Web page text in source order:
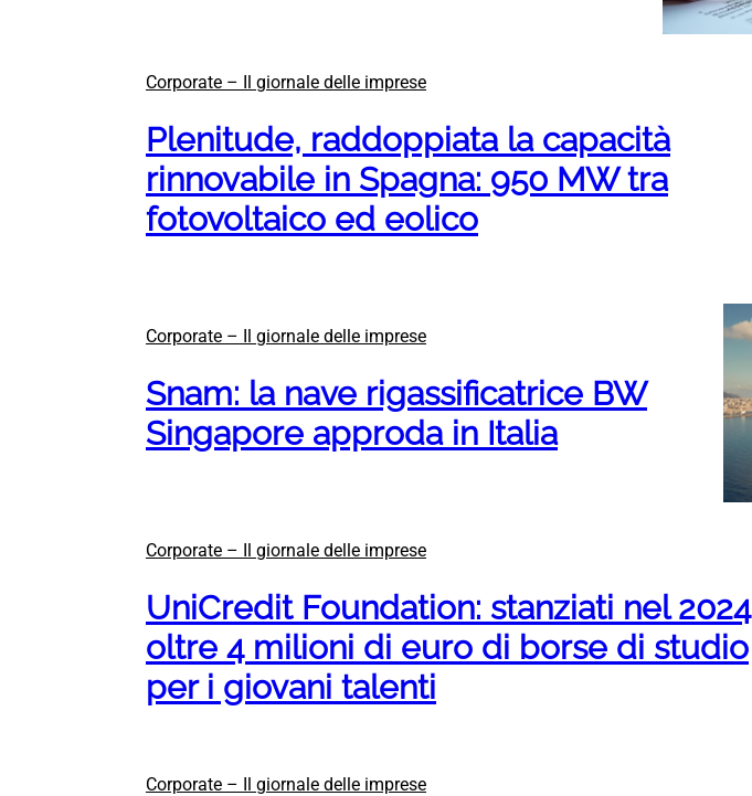
Corporate – Il giornale delle imprese
Plenitude, raddoppiata la capacità
rinnovabile in Spagna: 950 MW tra
fotovoltaico ed eolico
Corporate – Il giornale delle imprese
Snam: la nave rigassificatrice BW
Singapore approda in Italia
Corporate – Il giornale delle imprese
UniCredit Foundation: stanziati nel 2024
oltre 4 milioni di euro di borse di studio
per i giovani talenti
Corporate – Il giornale delle imprese